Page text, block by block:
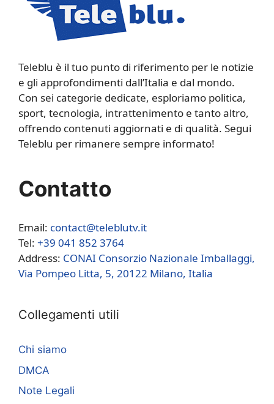
Teleblu è il tuo punto di riferimento per le notizie
e gli approfondimenti dall’Italia e dal mondo.
Con sei categorie dedicate, esploriamo politica,
sport, tecnologia, intrattenimento e tanto altro,
offrendo contenuti aggiornati e di qualità. Segui
Teleblu per rimanere sempre informato!
Contatto
Email: contact@teleblutv.it
Tel: +39 041 852 3764
Address: CONAI Consorzio Nazionale Imballaggi,
Via Pompeo Litta, 5, 20122 Milano, Italia
Collegamenti utili
Chi siamo
DMCA
Note Legali